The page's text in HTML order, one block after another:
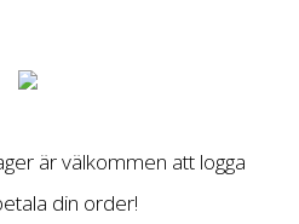
är välkommen att logga
din order!